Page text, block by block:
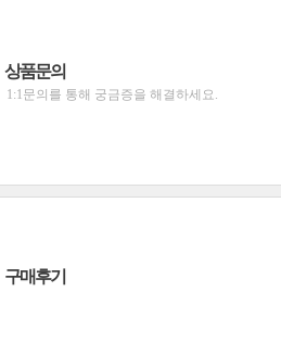
상품문의
1:1문의를 통해 궁금증을 해결하세요.
구매후기